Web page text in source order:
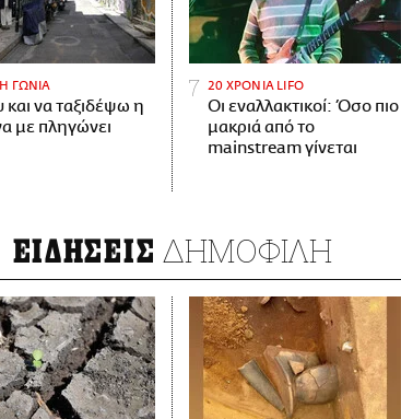
ΓΩΝΙΑ
να ταξιδέψω η
με πληγώνει
20 ΧΡΟΝΙΑ LIFO
Οι εναλλακτικοί: Όσο πιο
μακριά από το
mainstream γίνεται
ΕΙΔΗΣΕΙΣ ΔΗΜΟΦΙΛΗ